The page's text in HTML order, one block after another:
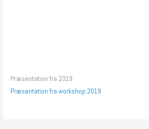
Præsentation fra 2019
Præsentation fra workshop 2019